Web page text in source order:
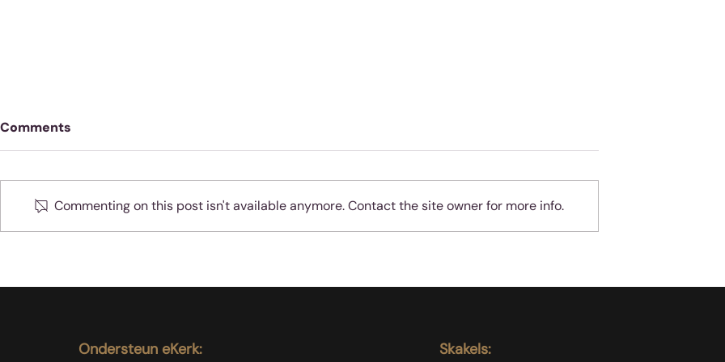
Comments
Commenting on this post isn't available anymore. Contact the site owner for more info.
Ondersteun eKerk: Skakels: